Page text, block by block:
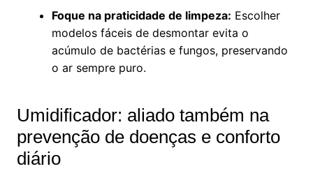
Foque na praticidade de limpeza: Escolher
modelos fáceis de desmontar evita o
acúmulo de bactérias e fungos, preservando
o ar sempre puro.
Umidificador: aliado também na
prevenção de doenças e conforto
diário